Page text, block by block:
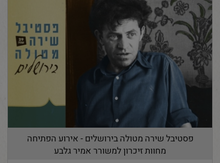
פסטיבל שירה מטולה בירושלים - אירוע הפתיחה
מחוות זיכרון למשורר אמיר גלבע